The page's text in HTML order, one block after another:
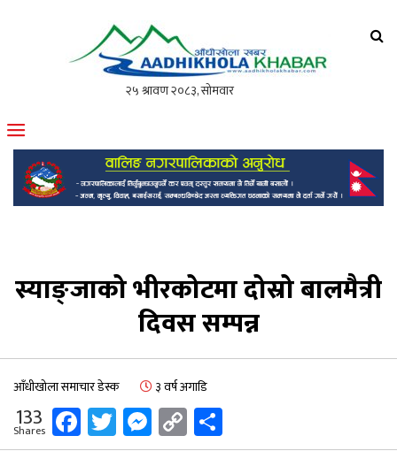
मोफसलकै लोकप्रिय अनलाइन पत्रिका
स्याङ्जाको भीरकोटमा दोस्रो बालमैत्री
दिवस सम्पन्न
आँधीखोला समाचार डेस्क ३ वर्ष अगाडि
133
Shares Facebook
Twitter
Messenger
Copy
Link